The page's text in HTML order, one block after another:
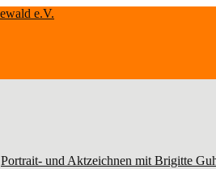
Portrait- und Aktzeichnen mit Brigitte